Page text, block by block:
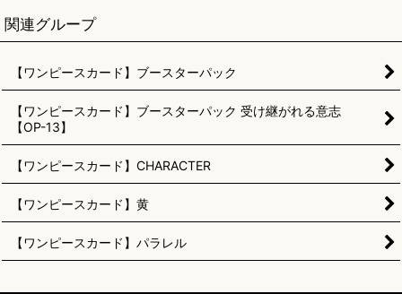
関連グループ
【ワンピースカード】ブースターパック
【ワンピースカード】ブースターパック 受け継がれる意志
【OP-13】
【ワンピースカード】CHARACTER
【ワンピースカード】黄
【ワンピースカード】パラレル